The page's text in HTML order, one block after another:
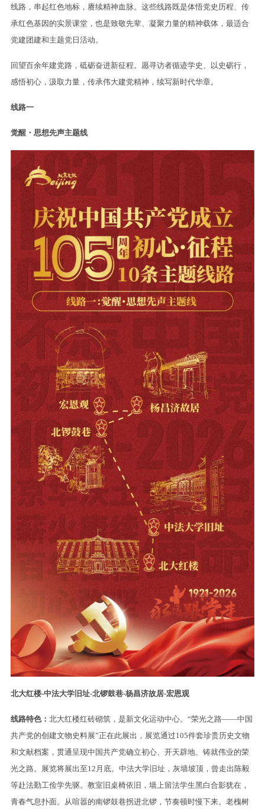
线路，串起红色地标，赓续精神血脉。这些线路既是体悟党史历程、传
承红色基因的实景课堂，也是致敬先辈、凝聚力量的精神载体，最适合
党建团建和主题党日活动。
回望百余年建党路，砥砺奋进新征程。愿寻访者循迹学史、以史砺行，
感悟初心，汲取力量，传承伟大建党精神，续写新时代华章。
线路一
觉醒・思想先声主题线
北大红楼-中法大学旧址-北锣鼓巷-杨昌济故居-宏恩观
线路特色： 北大红楼红砖砌筑，是新文化运动中心。“荣光之路——中国
共产党的创建文物史料展”正在此展出，展览通过105件套珍贵历史文物
和文献档案，贯通呈现中国共产党确立初心、开天辟地、铸就伟业的荣
光之路。展览将展出至12月底。中法大学旧址，灰墙坡顶，曾走出陈毅
等赴法勤工俭学先驱。教室旧桌椅依旧，墙上留法学生黑白合影犹在，
青春气息扑面。从喧嚣的南锣鼓巷拐进北锣，节奏顿时慢下来。老槐树